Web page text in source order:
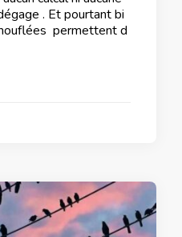
. Et pourtant bi
permettent d